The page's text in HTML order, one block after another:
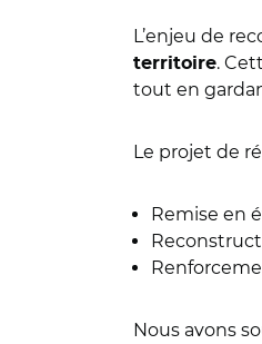
L’enjeu de
territoire.
tout en
Le projet de
Remise en
Nous avons